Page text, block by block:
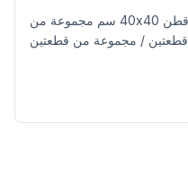
منديل قماشي/منديل 100% قطن 40x40 سم مجموعة من
قطعتين / مجموعة من قطعتين